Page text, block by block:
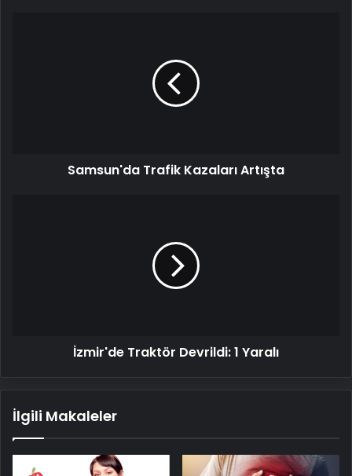
Samsun'da Trafik Kazaları Artışta
İzmir'de Traktör Devrildi: 1 Yaralı
İlgili Makaleler